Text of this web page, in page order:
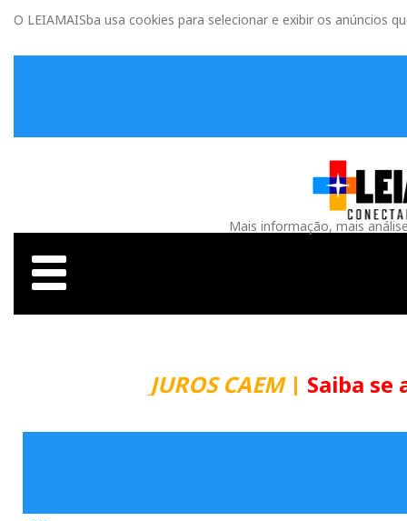
O LEIAMAISba usa cookies para selecionar e exibir os anúncios
Mais informação, mais
JUROS CAEM| Saiba se